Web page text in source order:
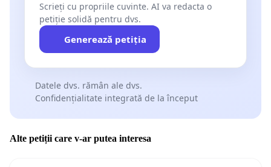
Scrieți cu propriile cuvinte. AI va redacta o
petiție solidă pentru dvs.
Generează petiția
Datele dvs. rămân ale dvs.
Confidențialitate integrată de la început
Alte petiții care v-ar putea interesa